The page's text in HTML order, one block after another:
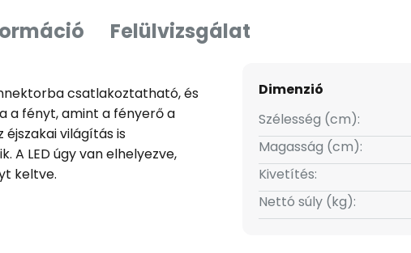
Felülvizsgálat
csatlakoztatható, és
a fényt, amint a fényerő a
éjszakai világítás is
A LED úgy van elhelyezve,
keltve.
Dimenzió
Szélesség (cm):
Magasság (cm):
Kivetítés:
Nettó súly (kg):